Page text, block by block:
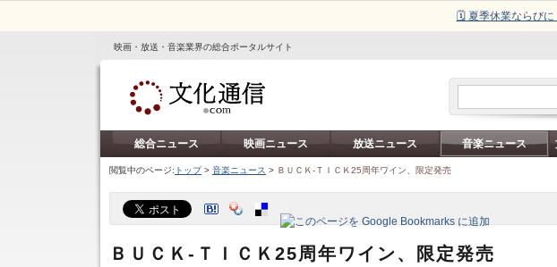
🗓️ 夏季休業ならび
映画・放送・音楽業界の総合ポータルサイト
総合ニュース 映画ニュース 放送ニュース 音楽ニュース
閲覧中のページ: トップ> 音楽ニュース > ＢＵＣＫ‐ＴＩＣＫ25周年ワイン、限定発売
ＢＵＣＫ‐ＴＩＣＫ25周年ワイン、限定発売